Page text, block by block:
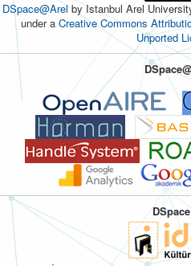
DSpace@Arelby Istanbul Arel
under a Creative Commons
Unported